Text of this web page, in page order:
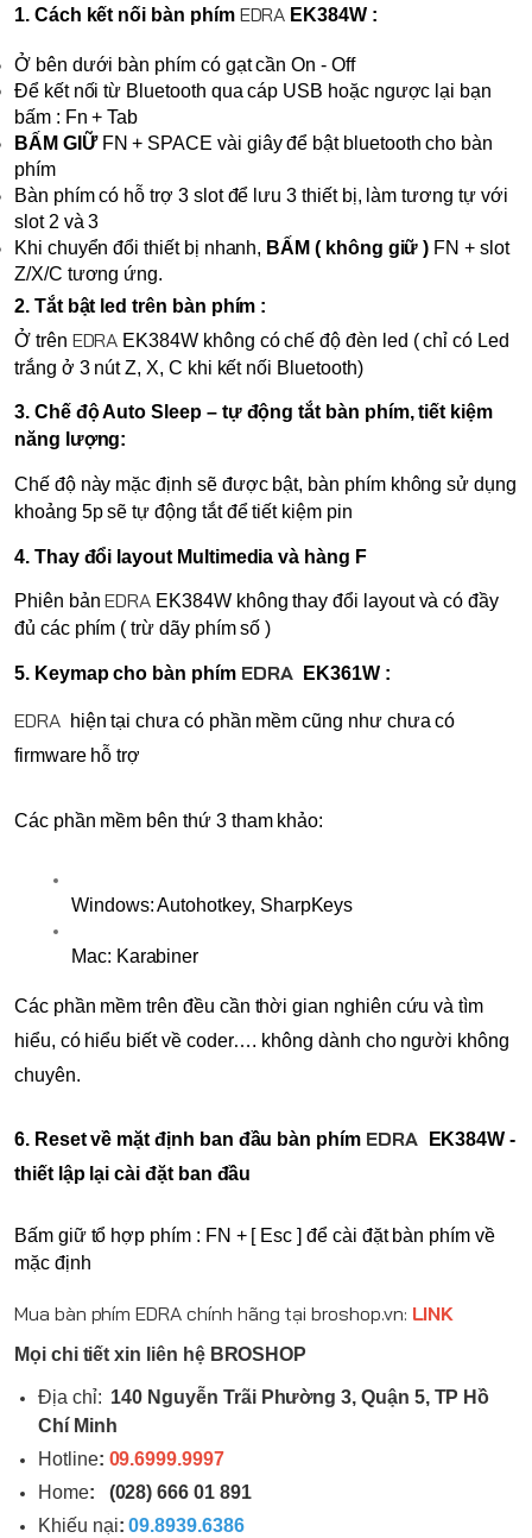
1. Cách kết nối bàn phím EDRA EK384W :
Ở bên dưới bàn phím có gạt cần On - Off
Để kết nối từ Bluetooth qua cáp USB hoặc ngược lại bạn
bấm : Fn + Tab
BẤM GIỮ FN + SPACE vài giây để bật bluetooth cho bàn
phím
Bàn phím có hỗ trợ 3 slot để lưu 3 thiết bị, làm tương tự với
slot 2 và 3
Khi chuyển đổi thiết bị nhanh, BẤM ( không giữ ) FN + slot
Z/X/C tương ứng.
2. Tắt bật led trên bàn phím :
Ở trên EDRA EK384W không có chế độ đèn led ( chỉ có Led
trắng ở 3 nút Z, X, C khi kết nối Bluetooth)
3. Chế độ Auto Sleep – tự động tắt bàn phím, tiết kiệm
năng lượng:
Chế độ này mặc định sẽ được bật, bàn phím không sử dụng
khoảng 5p sẽ tự động tắt để tiết kiệm pin
4. Thay đổi layout Multimedia và hàng F
Phiên bản EDRA EK384W không thay đổi layout và có đầy
đủ các phím ( trừ dãy phím số )
5. Keymap cho bàn phím EDRA EK361W :
EDRA hiện tại chưa có phần mềm cũng như chưa có
firmware hỗ trợ
Các phần mềm bên thứ 3 tham khảo:
Windows: Autohotkey, SharpKeys
Mac: Karabiner
Các phần mềm trên đều cần thời gian nghiên cứu và tìm
hiểu, có hiểu biết về coder…. không dành cho người không
chuyên.
6. Reset về mặt định ban đầu bàn phím EDRA
EK384W -
thiết lập lại cài đặt ban đầu
Bấm giữ tổ hợp phím : FN + [ Esc ] để cài đặt bàn phím về
mặc định
Mua bàn phímEDRAchính hãng tạibroshop.vn: LINK
Mọi chi tiết xin liên hệ BROSHOP
Địa chỉ: 140 Nguyễn Trãi Phường 3, Quận 5, TP Hồ
Chí Minh
Hotline: 09.6999.9997
Home:
(028) 666 01 891
Khiếu nại: 09.8939.6386